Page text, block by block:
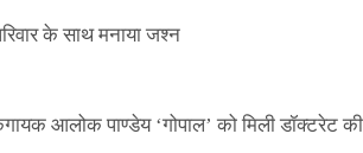
के साथ मनाया जश्न
आलोक पाण्डेय ‘गोपाल’ को मिली डॉक्टरेट